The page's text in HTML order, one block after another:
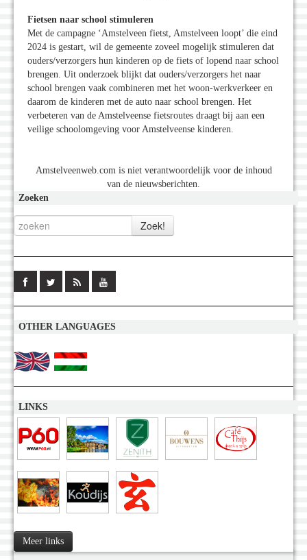
Fietsen naar school stimuleren
Met de campagne ‘Amstelveen fietst, Amstelveen loopt’ die eind
2024 is gestart, wil de gemeente zoveel mogelijk stimuleren dat
ouders/verzorgers hun kinderen op de fiets of lopend naar school
brengen. Uit onderzoek blijkt dat ouders/verzorgers het naar
school brengen vaak combineren met het woon-werkverkeer en
daarom de kinderen met de auto naar school brengen. Het
verbeteren van de Amstelveense fietsroutes draagt bij aan een
veilige schoolomgeving voor Amstelveense kinderen.
Amstelveenweb.com is niet verantwoordelijk voor de inhoud
van de nieuwsberichten.
Zoeken
OTHER LANGUAGES
LINKS
Meer links